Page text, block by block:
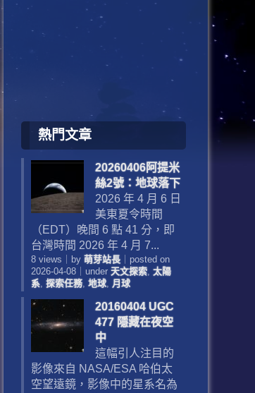
熱門文章
20260406阿提米
絲2號：地球落下
2026 年 4 月 6 日
美東夏令時間
（EDT）晚間 6 點 41 分，即
台灣時間 2026 年 4 月 7...
8 views by 萌芽站長｜ posted on
2026-04-08｜ under 天文探索, 太陽
系, 探索任務, 地球, 月球
20160404 UGC
477 隱藏在夜空
中
這幅引人注目的
影像來自 NASA/ESA 哈伯太
空望遠鏡，影像中的星系名為